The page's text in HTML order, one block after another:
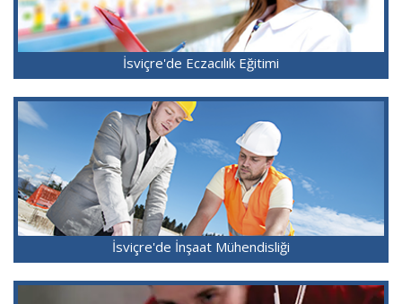
İsviçre'de Eczacılık Eğitimi
İsviçre'de İnşaat Mühendisliği